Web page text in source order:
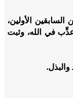
الأولين،
في الله، وثبت